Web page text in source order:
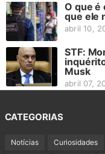
O que é
que ele
abril 10,
STF:
Musk
abril 07,
CATEGORIAS
Notícias Curiosidades